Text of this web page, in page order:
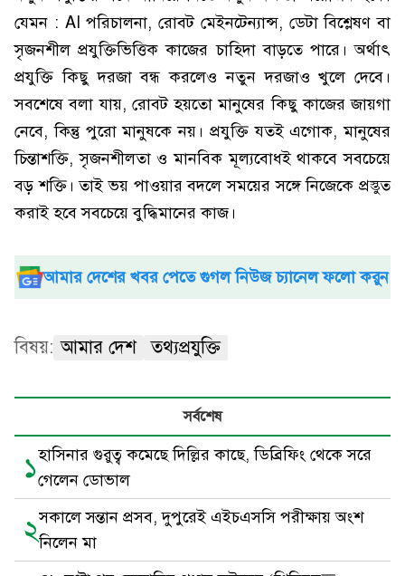
যেমন : AI পরিচালনা, রোবট মেইনটেন্যান্স, ডেটা বিশ্লেষণ বা
সৃজনশীল প্রযুক্তিভিত্তিক কাজের চাহিদা বাড়তে পারে। অর্থাৎ
প্রযুক্তি কিছু দরজা বন্ধ করলেও নতুন দরজাও খুলে দেবে।
সবশেষে বলা যায়, রোবট হয়তো মানুষের কিছু কাজের জায়গা
নেবে, কিন্তু পুরো মানুষকে নয়। প্রযুক্তি যতই এগোক, মানুষের
চিন্তাশক্তি, সৃজনশীলতা ও মানবিক মূল্যবোধই থাকবে সবচেয়ে
বড় শক্তি। তাই ভয় পাওয়ার বদলে সময়ের সঙ্গে নিজেকে প্রস্তুত
করাই হবে সবচেয়ে বুদ্ধিমানের কাজ।
আমার দেশের খবর পেতে গুগল নিউজ চ্যানেল ফলো করুন
বিষয়: আমার দেশ তথ্যপ্রযুক্তি
সর্বশেষ
১হাসিনার গুরুত্ব কমেছে দিল্লির কাছে, ডিব্রিফিং থেকে সরে
গেলেন ডোভাল
২সকালে সন্তান প্রসব, দুপুরেই এইচএসসি পরীক্ষায় অংশ
নিলেন মা